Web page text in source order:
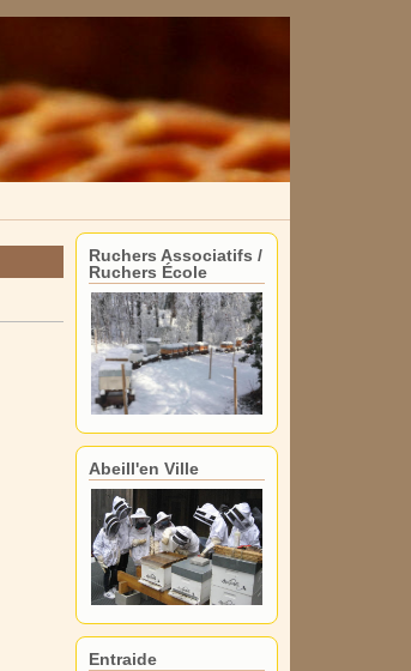
Ruchers Associatifs /
Ruchers École
Abeill'en Ville
Entraide